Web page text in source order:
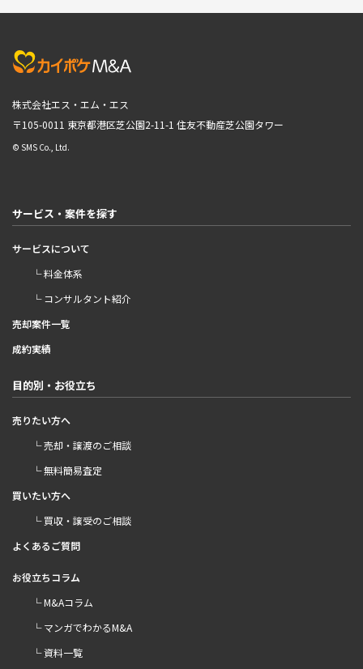
株式会社エス・エム・エス
〒105-0011 東京都港区芝公園2-11-1 住友不動産芝公園タワー
© SMS Co., Ltd.
サービス・案件を探す
サービスについて
└ 料金体系
└ コンサルタント紹介
売却案件一覧
成約実績
目的別・お役立ち
売りたい方へ
└ 売却・譲渡のご相談
└ 無料簡易査定
買いたい方へ
└ 買収・譲受のご相談
よくあるご質問
お役立ちコラム
└ M&Aコラム
└ マンガでわかるM&A
└ 資料一覧